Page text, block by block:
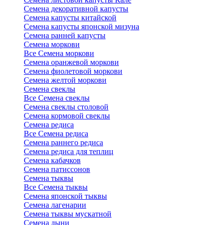
Семена декоративной капусты
Семена капусты китайской
Семена капусты японской мизуна
Семена ранней капусты
Семена моркови
Все Семена моркови
Семена оранжевой моркови
Семена фиолетовой моркови
Семена желтой моркови
Семена свеклы
Все Семена свеклы
Семена свеклы столовой
Семена кормовой свеклы
Семена редиса
Все Семена редиса
Семена раннего редиса
Семена редиса для теплиц
Семена кабачков
Семена патиссонов
Семена тыквы
Все Семена тыквы
Семена японской тыквы
Семена лагенарии
Семена тыквы мускатной
Семена дыни